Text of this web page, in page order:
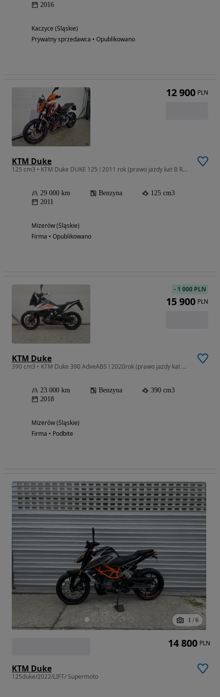
2016
Kaczyce (Śląskie)
Prywatny sprzedawca • Opublikowano
KTM Duke
125 cm3 • KTM Duke DUKE 125 ! 2011 rok (prawo jazdy kat B RATY !POZ KAT 99
29 000 km Benzyna
125 cm3
2011
Mizerów (Śląskie)
Firma • Opublikowano
12 900 PLN
KTM Duke
390 cm3 • KTM Duke 390 AdveABS ! 2020rok (prawo jazdy kat A2) RATY !POZ KAT 128
23 000 km Benzyna
390 cm3
2018
Mizerów (Śląskie)
Firma • Podbite
- 1 000 PLN
15 900 PLN
1 / 6
KTM Duke
125duke/2022/LIFT/ Supermoto
14 800 PLN